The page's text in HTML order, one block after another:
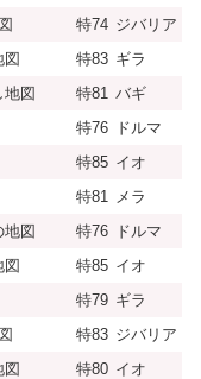
特74 ジバリア
図 特83 ギラ
地図 特81 バギ
特76
ドルマ
特85 イオ
特81
メラ
地図 特76
ドルマ
図 特85 イオ
特79 ギラ
特83 ジバリア
図 特80 イオ